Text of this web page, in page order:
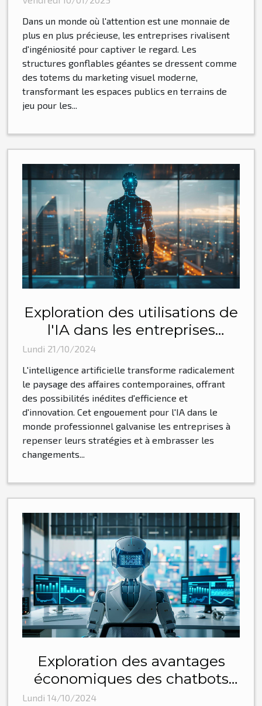
visuel
Dans un monde où l'attention est une monnaie de
plus en plus précieuse, les entreprises rivalisent
d'ingéniosité pour captiver le regard. Les
structures gonflables géantes se dressent comme
des totems du marketing visuel moderne,
transformant les espaces publics en terrains de
jeu pour les...
Exploration des utilisations de
l'IA dans les entreprises
modernes
Lundi 21/10/2024
L'intelligence artificielle transforme radicalement
le paysage des affaires contemporaines, offrant
des possibilités inédites d'efficience et
d'innovation. Cet engouement pour l'IA dans le
monde professionnel galvanise les entreprises à
repenser leurs stratégies et à embrasser les
changements...
Exploration des avantages
économiques des chatbots
pour les entreprises modernes
Lundi 14/10/2024